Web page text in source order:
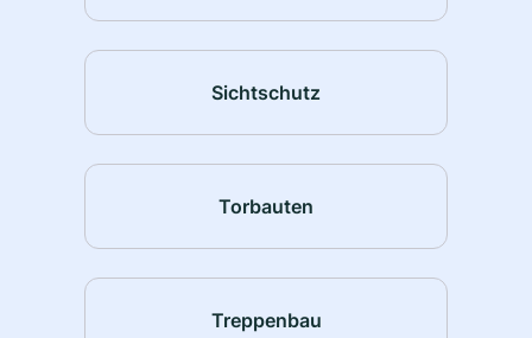
Sichtschutz
Torbauten
Treppenbau